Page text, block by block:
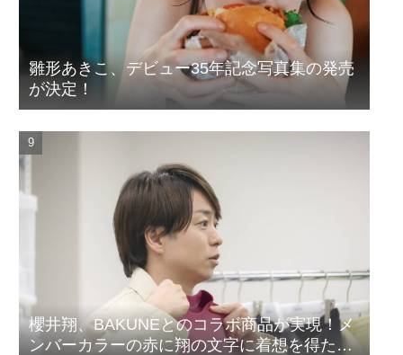
雛形あきこ、デビュー35年記念写真集の発売
が決定！
櫻井翔、BAKUNEとのコラボ商品が実現！メ
ンバーカラーの赤に翔の文字に着想を得たデ